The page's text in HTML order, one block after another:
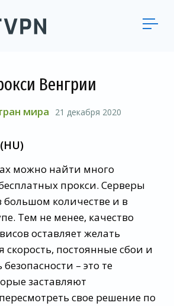
Венгрии
мира 21 декабря 2020
можно найти много
прокси. Серверы
большом количестве и в
Тем не менее, качество
оставляет желать
скорость, постоянные сбои и
– это те
заставляют
свое решение по